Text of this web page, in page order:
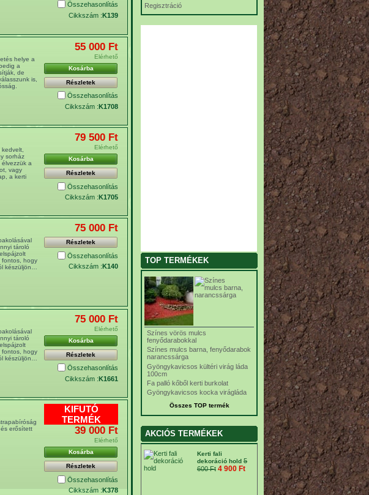
Összehasonlítás
Cikkszám :K139
helye a
a
de
is,
55 000 Ft‎
Elérhető
Kosárba
Részletek
Összehasonlítás
Cikkszám :K1708
sorház
a
vagy
a kerti
79 500 Ft‎
Elérhető
Kosárba
Részletek
Összehasonlítás
Cikkszám :K1705
tároló
fontos, hogy
készüljön…
75 000 Ft‎
Részletek
Összehasonlítás
Cikkszám : K140
tároló
fontos, hogy
készüljön…
75 000 Ft‎
Elérhető
Kosárba
Részletek
Összehasonlítás
Cikkszám :K1661
erősített
KIFUTÓ
TERMÉK
39 000 Ft‎
Elérhető
Kosárba
Részletek
Összehasonlítás
Cikkszám :K378
Regisztráció
TOP TERMÉKEK
Színes vörös mulcs
fenyődarabokkal
Színes mulcs barna, fenyődarabok
narancssárga
Gyöngykavicsos kültéri virág láda
100cm
Fa palló kőből kerti burkolat
Gyöngykavicsos kocka virágláda
Összes TOP termék
AKCIÓS TERMÉKEK
Kerti fali
dekoráció hold 5
600 Ft‎ 4 900 Ft‎